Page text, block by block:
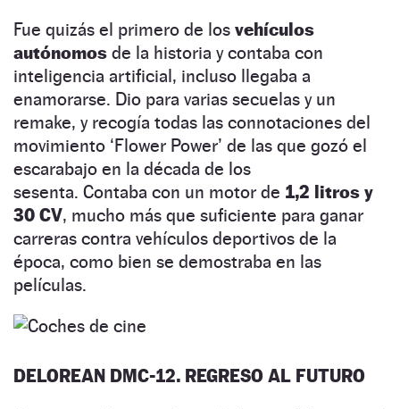
Fue quizás el primero de los vehículos
autónomos de la historia y contaba con
inteligencia artificial, incluso llegaba a
enamorarse. Dio para varias secuelas y un
remake, y recogía todas las connotaciones del
movimiento ‘Flower Power’ de las que gozó el
escarabajo en la década de los
sesenta. Contaba con un motor de 1,2 litros y
30 CV, mucho más que suficiente para ganar
carreras contra vehículos deportivos de la
época, como bien se demostraba en las
películas.
DELOREAN DMC-12. REGRESO AL FUTURO